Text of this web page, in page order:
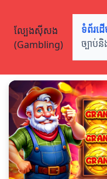
ល្បែងស៊ីសង
(Gambling)
ទំព័រដ
ច្បាប់